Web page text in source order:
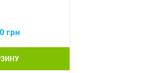
грн